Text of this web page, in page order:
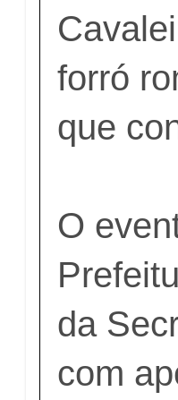
forró
que
O
da
com